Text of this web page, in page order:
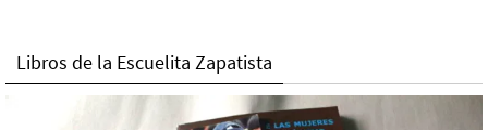
Libros de la Escuelita Zapatista